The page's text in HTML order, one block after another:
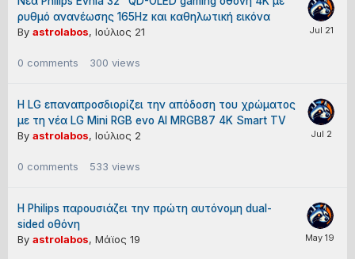
ρυθμό ανανέωσης 165Hz και καθηλωτική εικόνα
By astrolabos, Ιούλιος 21
0 comments 300 views
Η LG επαναπροσδιορίζει την απόδοση του χρώματος
με τη νέα LG Mini RGB evo AI MRGB87 4K Smart TV
By astrolabos, Ιούλιος 2
0 comments 533 views
Η Philips παρουσιάζει την πρώτη αυτόνομη dual-
sided οθόνη
By astrolabos, Μάϊος 19